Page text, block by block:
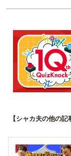
【シャカ夫の他の記